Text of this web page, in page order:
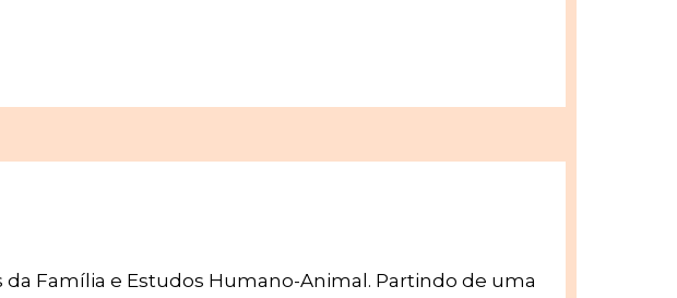
Família e Estudos Humano-Animal. Partindo de uma